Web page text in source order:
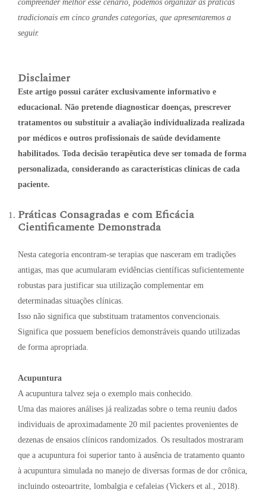
compreender melhor esse cenário, podemos organizar as práticas
tradicionais em cinco grandes categorias, que apresentaremos a
seguir.
Disclaimer
Este artigo possui caráter exclusivamente informativo e
educacional. Não pretende diagnosticar doenças, prescrever
tratamentos ou substituir a avaliação individualizada realizada
por médicos e outros profissionais de saúde devidamente
habilitados. Toda decisão terapêutica deve ser tomada de forma
personalizada, considerando as características clínicas de cada
paciente.
Práticas Consagradas e com Eficácia
Cientificamente Demonstrada
Nesta categoria encontram-se terapias que nasceram em tradições
antigas, mas que acumularam evidências científicas suficientemente
robustas para justificar sua utilização complementar em
determinadas situações clínicas.
Isso não significa que substituam tratamentos convencionais.
Significa que possuem benefícios demonstráveis quando utilizadas
de forma apropriada.
Acupuntura
A acupuntura talvez seja o exemplo mais conhecido.
Uma das maiores análises já realizadas sobre o tema reuniu dados
individuais de aproximadamente 20 mil pacientes provenientes de
dezenas de ensaios clínicos randomizados. Os resultados mostraram
que a acupuntura foi superior tanto à ausência de tratamento quanto
à acupuntura simulada no manejo de diversas formas de dor crônica,
incluindo osteoartrite, lombalgia e cefaleias (Vickers et al., 2018).